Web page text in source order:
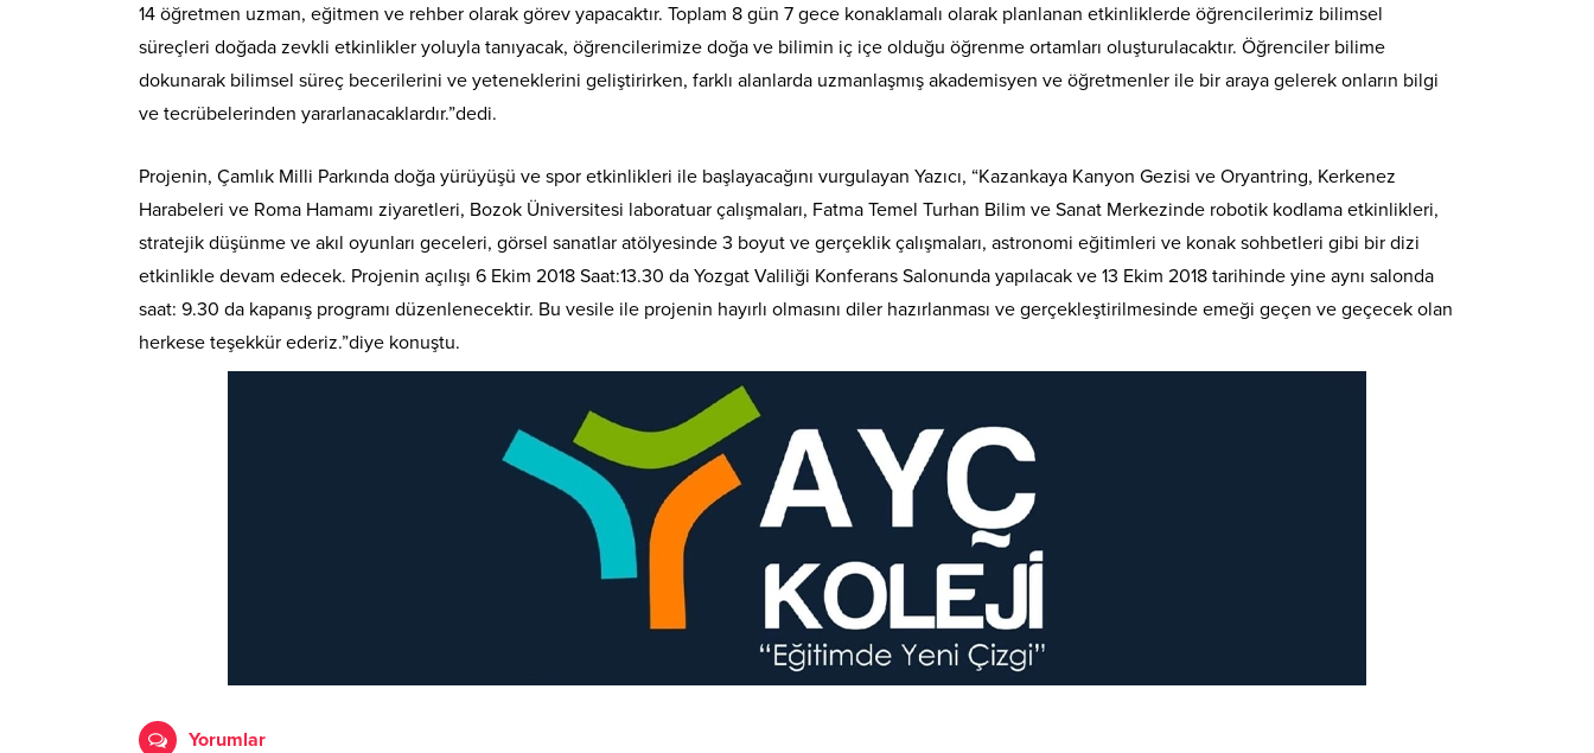
14 öğretmen uzman, eğitmen ve rehber olarak görev yapacaktır. Toplam 8 gün 7 gece konaklamalı olarak planlanan etkinliklerde öğrencilerimiz bilimsel
süreçleri doğada zevkli etkinlikler yoluyla tanıyacak, öğrencilerimize doğa ve bilimin iç içe olduğu öğrenme ortamları oluşturulacaktır. Öğrenciler bilime
dokunarak bilimsel süreç becerilerini ve yeteneklerini geliştirirken, farklı alanlarda uzmanlaşmış akademisyen ve öğretmenler ile bir araya gelerek onların bilgi
ve tecrübelerinden yararlanacaklardır.”dedi.
Projenin, Çamlık Milli Parkında doğa yürüyüşü ve spor etkinlikleri ile başlayacağını vurgulayan Yazıcı, “Kazankaya Kanyon Gezisi ve Oryantring, Kerkenez
Harabeleri ve Roma Hamamı ziyaretleri, Bozok Üniversitesi laboratuar çalışmaları, Fatma Temel Turhan Bilim ve Sanat Merkezinde robotik kodlama etkinlikleri,
stratejik düşünme ve akıl oyunları geceleri, görsel sanatlar atölyesinde 3 boyut ve gerçeklik çalışmaları, astronomi eğitimleri ve konak sohbetleri gibi bir dizi
etkinlikle devam edecek. Projenin açılışı 6 Ekim 2018 Saat:13.30 da Yozgat Valiliği Konferans Salonunda yapılacak ve 13 Ekim 2018 tarihinde yine aynı salonda
saat: 9.30 da kapanış programı düzenlenecektir. Bu vesile ile projenin hayırlı olmasını diler hazırlanması ve gerçekleştirilmesinde emeği geçen ve geçecek olan
herkese teşekkür ederiz.”diye konuştu.
Yorumlar